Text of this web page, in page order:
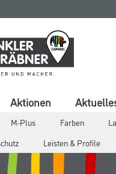
Aktionen
M-Plus Farben
Leisten & Profile